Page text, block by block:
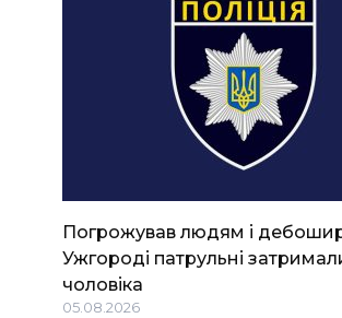
Погрожував людям і
Ужгороді патрульні
чоловіка
05.08.2026